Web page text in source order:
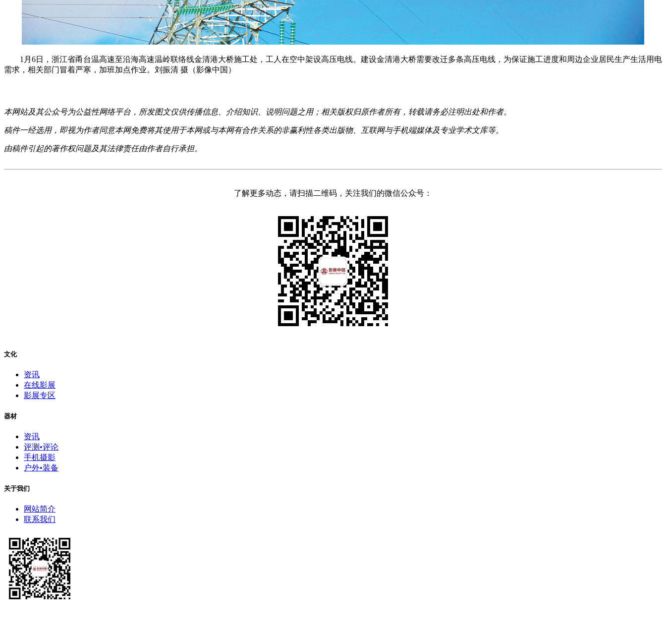
1月6日，浙江省甬台温高速至沿海高速温岭联络线金清港大桥施工处，工人在空中架设高压电线。建设金清港大桥需要改迁多条高压电线，为保证施工进度和周边企业居民生产生活用电
需求，相关部门冒着严寒，加班加点作业。刘振清 摄（影像中国）
本网站及其公众号为公益性网络平台，所发图文仅供传播信息、介绍知识、说明问题之用；相关版权归原作者所有，转载请务必注明出处和作者。
稿件一经选用，即视为作者同意本网免费将其使用于本网或与本网有合作关系的非赢利性各类出版物、互联网与手机端媒体及专业学术文库等。
由稿件引起的著作权问题及其法律责任由作者自行承担。
了解更多动态，请扫描二维码，关注我们的微信公众号：
文化
资讯
在线影展
影展专区
器材
资讯
评测•评论
手机摄影
户外•装备
关于我们
网站简介
联系我们